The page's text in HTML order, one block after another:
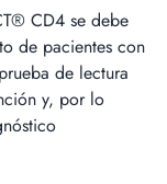
CD4 se debe
de pacientes con
de lectura
y, por lo